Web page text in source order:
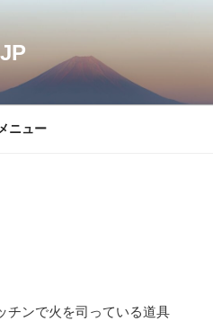
メニュー
チンで火を司っている道具